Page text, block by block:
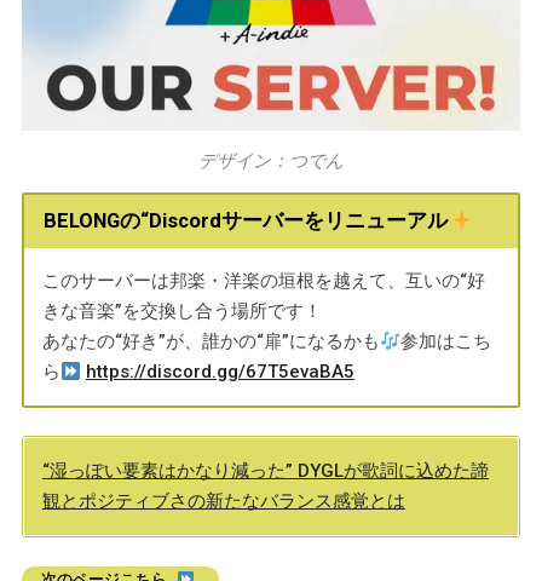
デザイン：つでん
BELONGの“Discordサーバーをリニューアル
このサーバーは邦楽・洋楽の垣根を越えて、互いの“好
きな音楽”を交換し合う場所です！
あなたの“好き”が、誰かの“扉”になるかも
参加はこち
ら
https://discord.gg/67T5evaBA5
“湿っぽい要素はかなり減った” DYGLが歌詞に込めた諦
観とポジティブさの新たなバランス感覚とは